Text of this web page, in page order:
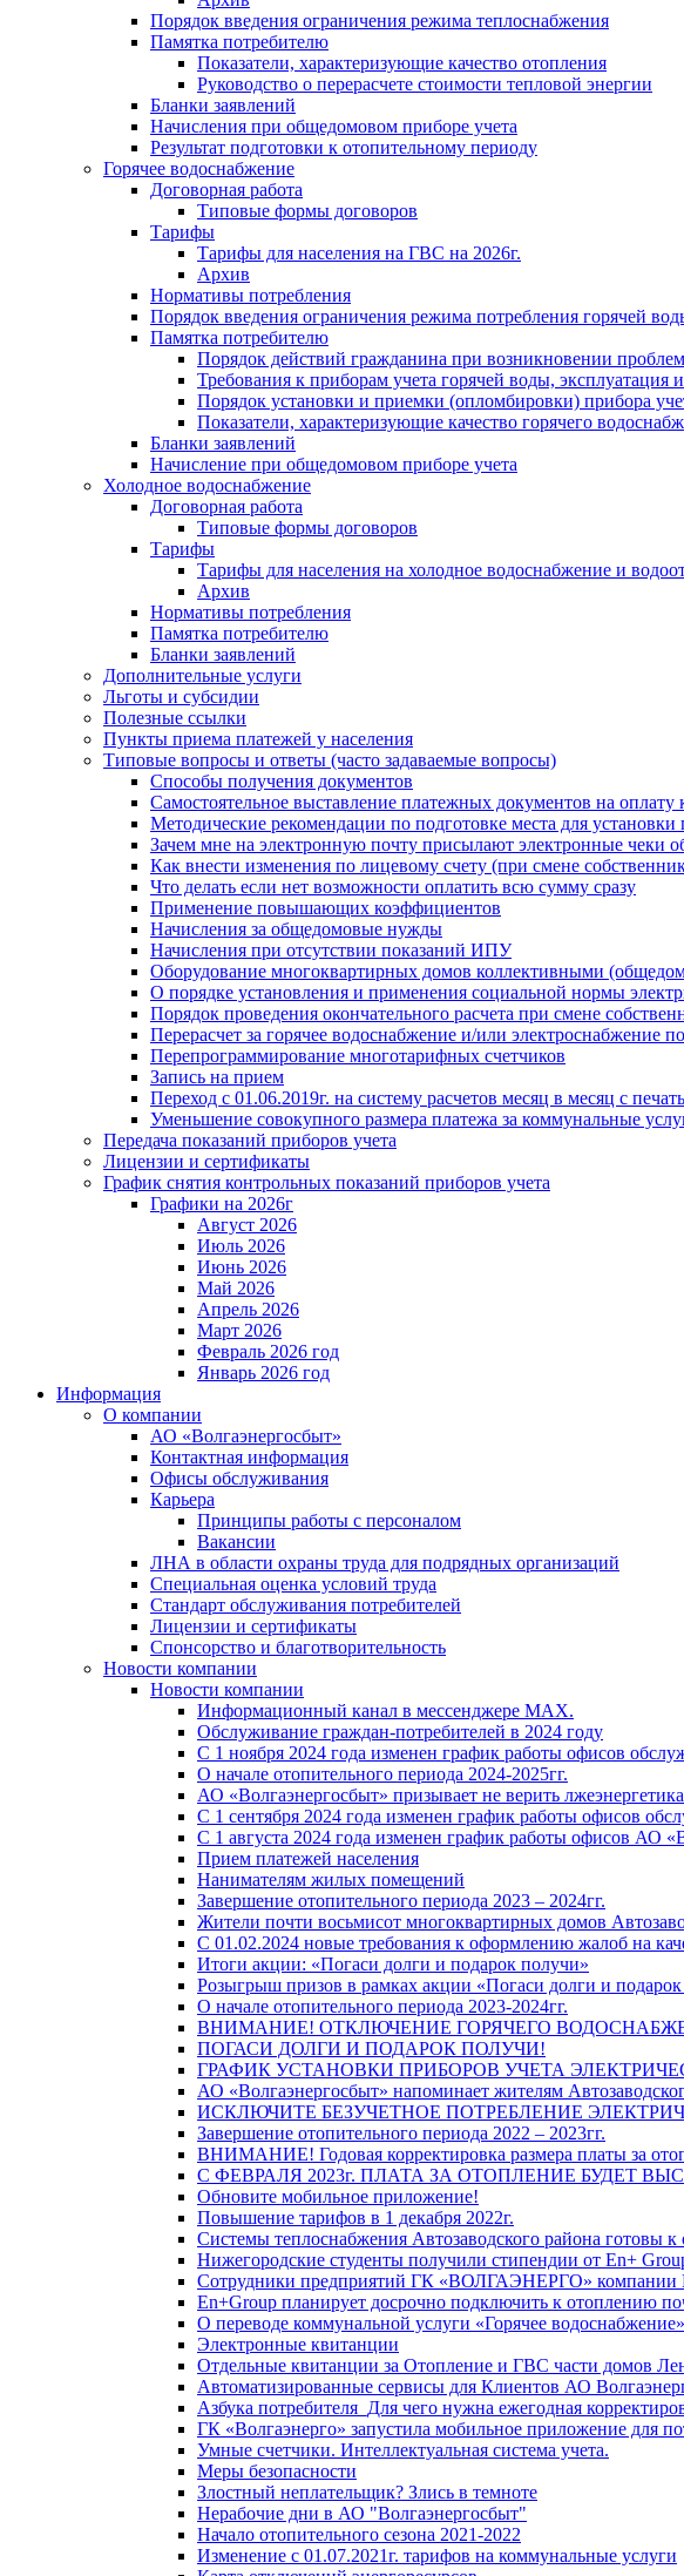
Порядок введения ограничения режима теплоснабжения
Памятка потребителю
Показатели, характеризующие качество отопления
Руководство о перерасчете стоимости тепловой энергии
Бланки заявлений
Начисления при общедомовом приборе учета
Результат подготовки к отопительному периоду
Горячее водоснабжение
Договорная работа
Типовые формы договоров
Тарифы
Тарифы для населения на ГВС на 2026г.
Архив
Нормативы потребления
Порядок введения ограничения режима потребления горячей
Памятка потребителю
Порядок действий гражданина при возникновении
Требования к приборам учета горячей воды,
Порядок установки и приемки (опломбировки) прибора
Показатели, характеризующие качество горячего
Бланки заявлений
Начисление при общедомовом приборе учета
Холодное водоснабжение
Договорная работа
Типовые формы договоров
Тарифы
Тарифы для населения на холодное водоснабжение и
Архив
Нормативы потребления
Памятка потребителю
Бланки заявлений
Дополнительные услуги
Льготы и субсидии
Полезные ссылки
Пункты приема платежей у населения
Типовые вопросы и ответы (часто задаваемые вопросы)
Способы получения документов
Самостоятельное выставление платежных документов на
Методические рекомендации по подготовке места для установки
Зачем мне на электронную почту присылают электронные чеки
Как внести изменения по лицевому счету (при смене
Что делать если нет возможности оплатить всю сумму сразу
Применение повышающих коэффициентов
Начисления за общедомовые нужды
Начисления при отсутствии показаний ИПУ
Оборудование многоквартирных домов коллективными
О порядке установления и применения социальной нормы
Порядок проведения окончательного расчета при смене
Перерасчет за горячее водоснабжение и/или электроснабжение
Перепрограммирование многотарифных счетчиков
Запись на прием
Переход с 01.06.2019г. на систему расчетов месяц в месяц с
Уменьшение совокупного размера платежа за коммунальные
Передача показаний приборов учета
Лицензии и сертификаты
График снятия контрольных показаний приборов учета
Графики на 2026г
Август 2026
Июль 2026
Июнь 2026
Май 2026
Апрель 2026
Март 2026
Февраль 2026 год
Январь 2026 год
Информация
О компании
АО «Волгаэнергосбыт»
Контактная информация
Офисы обслуживания
Карьера
Принципы работы с персоналом
Вакансии
ЛНА в области охраны труда для подрядных организаций
Специальная оценка условий труда
Стандарт обслуживания потребителей
Лицензии и сертификаты
Спонсорство и благотворительность
Новости компании
Новости компании
Информационный канал в мессенджере MAX.
Обслуживание граждан-потребителей в 2024 году
С 1 ноября 2024 года изменен график работы офисов
О начале отопительного периода 2024-2025гг.
АО «Волгаэнергосбыт» призывает не верить
С 1 сентября 2024 года изменен график работы офисов
С 1 августа 2024 года изменен график работы офисов АО
Прием платежей населения
Нанимателям жилых помещений
Завершение отопительного периода 2023 – 2024гг.
Жители почти восьмисот многоквартирных домов
С 01.02.2024 новые требования к оформлению жалоб на
Итоги акции: «Погаси долги и подарок получи»
Розыгрыш призов в рамках акции «Погаси долги и
О начале отопительного периода 2023-2024гг.
ВНИМАНИЕ! ОТКЛЮЧЕНИЕ ГОРЯЧЕГО
ПОГАСИ ДОЛГИ И ПОДАРОК ПОЛУЧИ!
ГРАФИК УСТАНОВКИ ПРИБОРОВ УЧЕТА
АО «Волгаэнергосбыт» напоминает жителям
ИСКЛЮЧИТЕ БЕЗУЧЕТНОЕ ПОТРЕБЛЕНИЕ
Завершение отопительного периода 2022 – 2023гг.
ВНИМАНИЕ! Годовая корректировка размера платы за
С ФЕВРАЛЯ 2023г. ПЛАТА ЗА ОТОПЛЕНИЕ БУДЕТ
Обновите мобильное приложение!
Повышение тарифов в 1 декабря 2022г.
Системы теплоснабжения Автозаводского района готовы к
Нижегородские студенты получили стипендии от En+
Сотрудники предприятий ГК «ВОЛГАЭНЕРГО» компании
En+Group планирует досрочно подключить к отоплению
О переводе коммунальной услуги «Горячее
Электронные квитанции
Отдельные квитанции за Отопление и ГВС части домов
Автоматизированные сервисы для Клиентов АО
Азбука потребителя_Для чего нужна ежегодная
ГК «Волгаэнерго» запустила мобильное приложение для
Умные счетчики. Интеллектуальная система учета.
Меры безопасности
Злостный неплательщик? Злись в темноте
Нерабочие дни в АО "Волгаэнергосбыт"
Начало отопительного сезона 2021-2022
Изменение с 01.07.2021г. тарифов на коммунальные услуги